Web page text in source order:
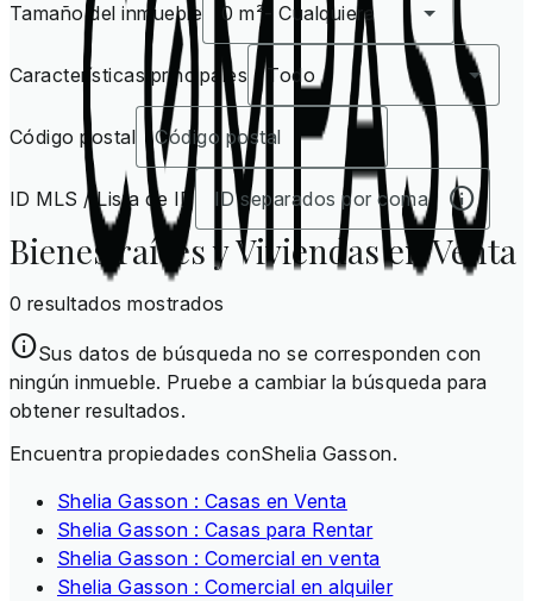
Tamaño del inmueble 0 m² Cualquiera
Características principales Todo
Código postal
ID MLS / Lista de ID
Bienes raíces y Viviendas en Venta
0 resultados mostrados
Sus datos de búsqueda no se corresponden con
ningún inmueble. Pruebe a cambiar la búsqueda para
obtener resultados.
Encuentra propiedades conShelia Gasson.
Shelia Gasson : Casas en Venta
Shelia Gasson : Casas para Rentar
Shelia Gasson : Comercial en venta
Shelia Gasson : Comercial en alquiler